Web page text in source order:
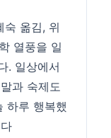
옮김, 위
열풍을 일
. 일상에서
과 숙제도
하루 행복했